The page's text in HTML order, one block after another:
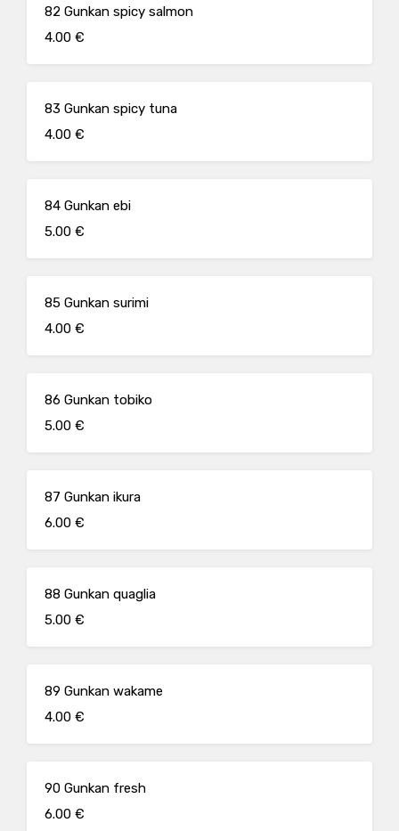
82 Gunkan spicy salmon
4.00 €
83 Gunkan spicy tuna
4.00 €
84 Gunkan ebi
5.00 €
85 Gunkan surimi
4.00 €
86 Gunkan tobiko
5.00 €
87 Gunkan ikura
6.00 €
88 Gunkan quaglia
5.00 €
89 Gunkan wakame
4.00 €
90 Gunkan fresh
6.00 €